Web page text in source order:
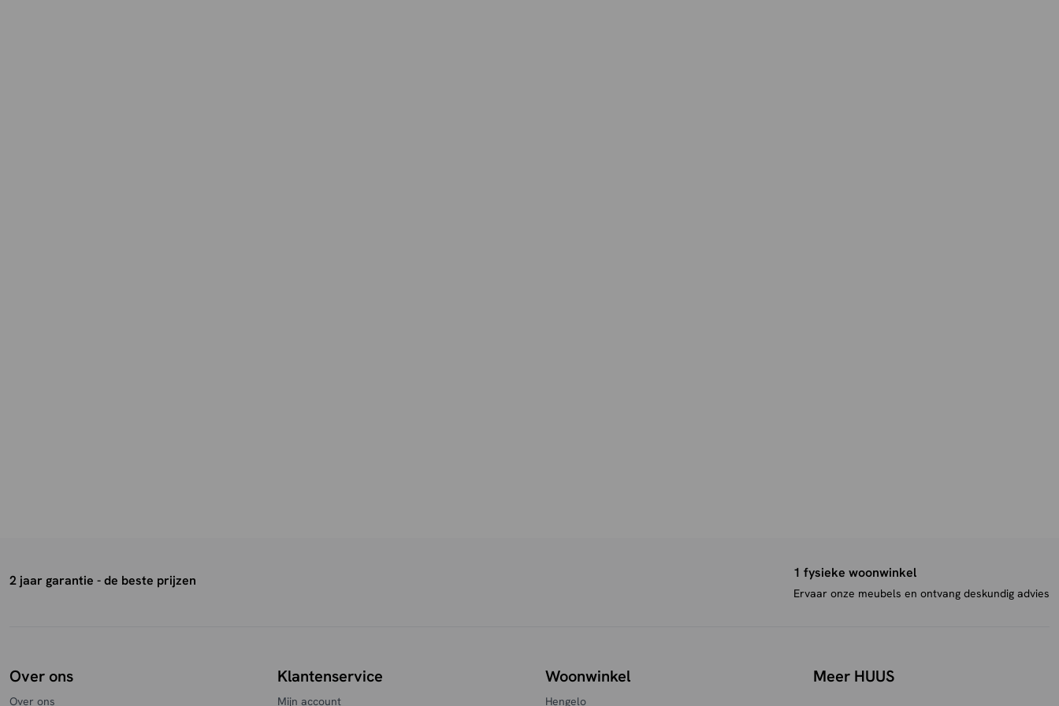
2 jaar garantie - de beste prijzen 1 fysieke woonwinkel
Ervaar onze meubels en ontvang deskundig advies
Over ons
Over ons
Klantenservice
Mijn account
Woonwinkel
Hengelo
Meer HUUS